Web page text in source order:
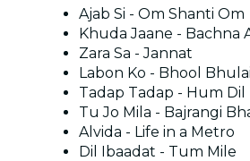
Ajab Si - Om Shanti Om
Khuda Jaane - Bachna
Zara Sa - Jannat
Labon Ko - Bhool
Tadap Tadap - Hum
Tu Jo Mila - Bajrangi
Alvida - Life in a Metro
Dil Ibaadat - Tum Mile